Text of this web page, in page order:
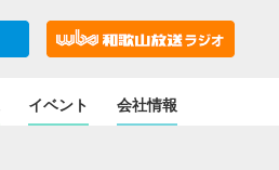
イベント 会社情報